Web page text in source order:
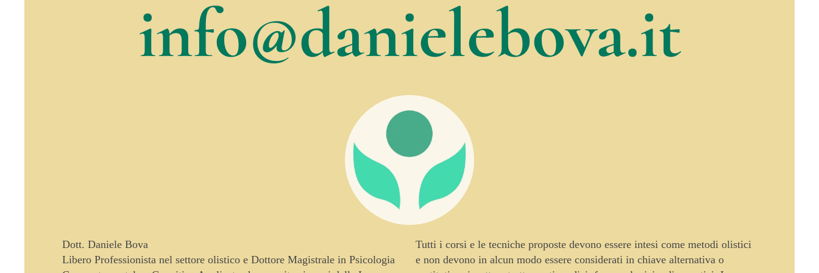
info@danielebova.it
Dott. Daniele Bova
Libero Professionista nel settore olistico e Dottore Magistrale in Psicologia
Tutti i corsi e le tecniche proposte devono essere intesi come metodi olistici
e non devono in alcun modo essere considerati in chiave alternativa o